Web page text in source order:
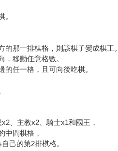
。
那一排棋格，則該棋子變成棋王。
，移動任意格數。
任一格，且可向後吃棋。
、主教x2、騎士x1和國王，
中間棋格，
己的第2排棋格。